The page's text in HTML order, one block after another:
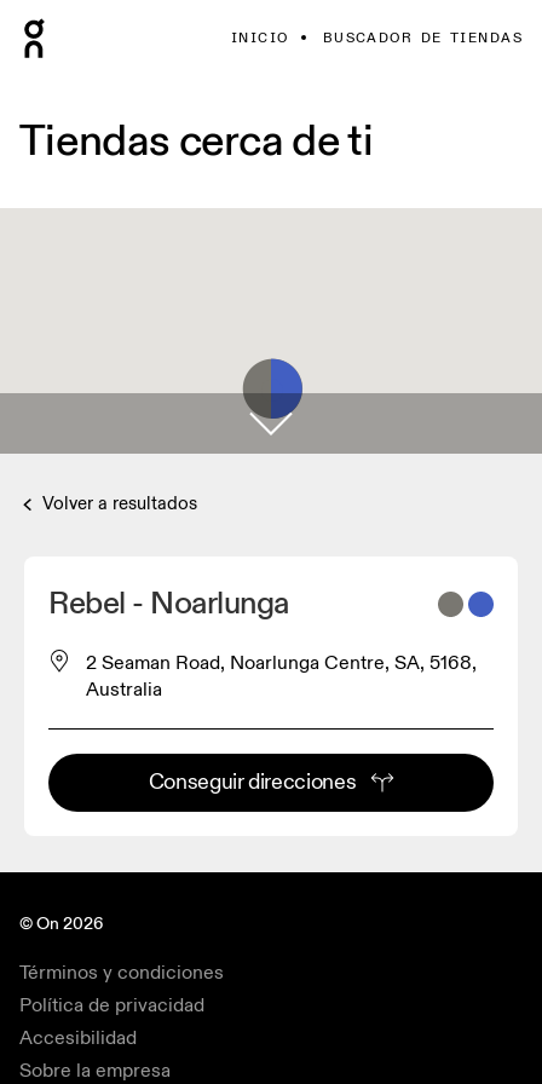
INICIO BUSCADOR DE TIENDAS
Tiendas cerca de ti
Volver a resultados
Rebel - Noarlunga
2 Seaman Road, Noarlunga Centre, SA, 5168,
Australia
Conseguir direcciones
© On 2026
Términos y condiciones
Política de privacidad
Accesibilidad
Sobre la empresa